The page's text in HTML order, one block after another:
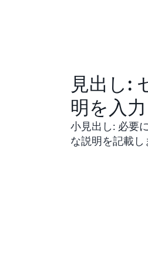
見出し:
明を入
小見出し: 必要
な説明を記載し